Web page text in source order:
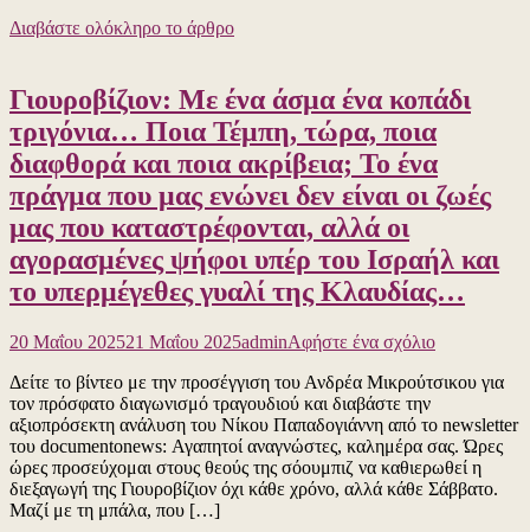
Ευρώπης
απαιτούν
από
το
Ισραήλ
να
την
εν
εξελίξει
λιμοκτονία
Γάζα,
δίοδο
την
βοήθεια,
ακόμα
Διαβάστε ολόκληρο το άρθρο
Γιουροβίζιον: Με ένα άσμα ένα κοπάδι
τριγόνια… Ποια Τέμπη, τώρα, ποια
διαφθορά και ποια ακρίβεια; Το ένα
πράγμα που μας ενώνει δεν είναι οι ζωές
μας που καταστρέφονται, αλλά οι
αγορασμένες ψήφοι υπέρ του Ισραήλ και
το υπερμέγεθες γυαλί της Κλαυδίας…
20 Μαΐου 202521 Μαΐου 2025adminΑφήστε ένα σχόλιογια
ένα
άσμα
ένα
κοπάδι
Δείτε το βίντεο με την προσέγγιση του Ανδρέα Μικρούτσικου για
τον πρόσφατο διαγωνισμό τραγουδιού και διαβάστε την
αξιοπρόσεκτη ανάλυση του Νίκου Παπαδογιάννη από το newsletter
του documentonews: Αγαπητοί αναγνώστες, καλημέρα σας. Ώρες
ώρες προσεύχομαι στους θεούς της σόουμπιζ να καθιερωθεί η
διεξαγωγή της Γιουροβίζιον όχι κάθε χρόνο, αλλά κάθε Σάββατο.
Μαζί με τη μπάλα, που […]